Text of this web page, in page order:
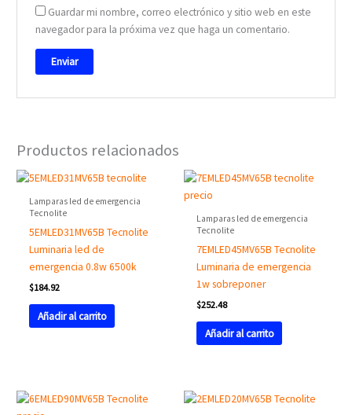
Guardar mi nombre, correo electrónico y sitio web en este
navegador para la próxima vez que haga un comentario.
Productos relacionados
Lamparas led de emergencia
Tecnolite
5EMLED31MV65B Tecnolite
Luminaria led de
emergencia 0.8w 6500k
$184.92
Añadir al carrito
Lamparas led de emergencia
Tecnolite
7EMLED45MV65B Tecnolite
Luminaria de emergencia
1w sobreponer
$252.48
Añadir al carrito